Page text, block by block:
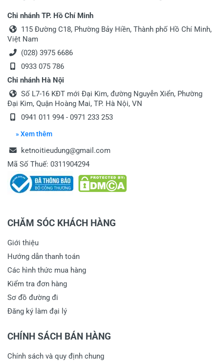
Chi nhánh TP. Hồ Chí Minh
115 Đường C18, Phường Bảy Hiền, Thành phố Hồ Chí Minh,
Việt Nam
(028) 3975 6686
0933 075 786
Chi nhánh Hà Nội
Số L7-16 KĐT mới Đại Kim, đường Nguyễn Xiển, Phường
Đại Kim, Quận Hoàng Mai, TP. Hà Nội, VN
0941 011 994 - 0971 233 253
» Xem thêm
ketnoitieudung@gmail.com
Mã Số Thuế: 0311904294
CHĂM SÓC KHÁCH HÀNG
Giới thiệu
Hướng dẫn thanh toán
Các hình thức mua hàng
Kiểm tra đơn hàng
Sơ đồ đường đi
Đăng ký làm đại lý
CHÍNH SÁCH BÁN HÀNG
Chính sách và quy định chung